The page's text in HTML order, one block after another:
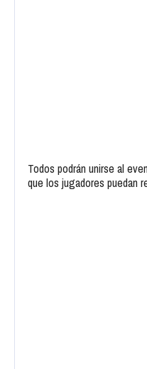
Todos podrán unirse al
que los jugadores puedan